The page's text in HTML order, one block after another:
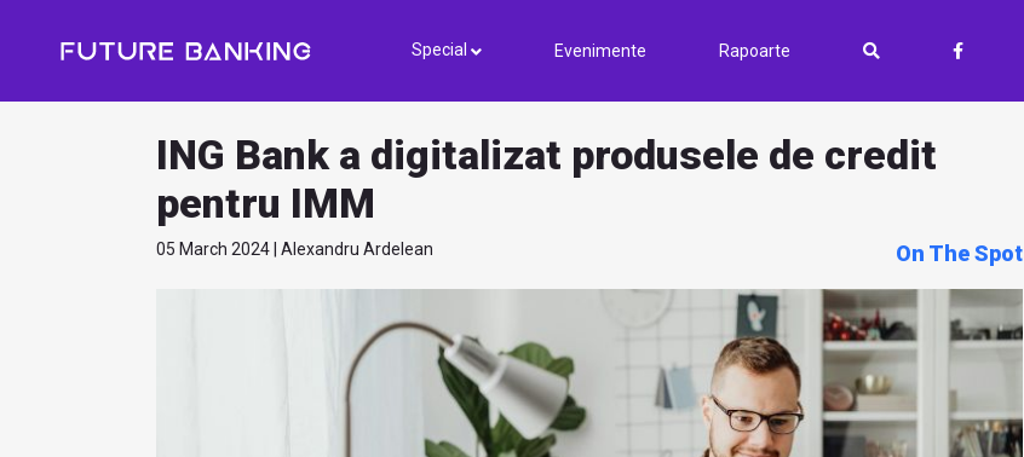
Special Evenimente Rapoarte
ING Bank a digitalizat produsele de credit
pentru IMM
05 March 2024 | Alexandru Ardelean On The Spot